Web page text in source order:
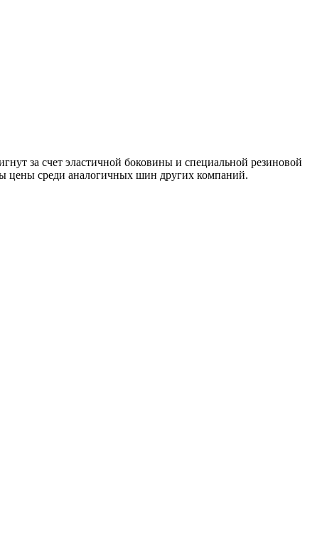
за счет эластичной боковины и специальной резиновой
цены среди аналогичных шин других компаний.